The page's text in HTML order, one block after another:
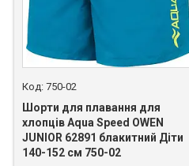
750-02
Шорти для плавання для
хлопців Aqua Speed OWEN
JUNIOR 62891 блакитний Діти
140-152 см 750-02